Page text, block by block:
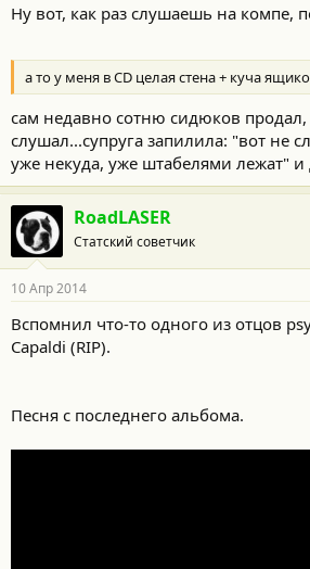
Ну вот, как раз слушаешь на компе,
а то у меня в CD целая стена + куча
сам недавно сотню сидюков продал,
слушал...супруга запилила: "вот не
уже некуда, уже штабелями лежат" и
RoadLASER
Статский советчик
10 Апр 2014
Вспомнил что-то одного из отцов
Capaldi (RIP).
Песня с последнего альбома.